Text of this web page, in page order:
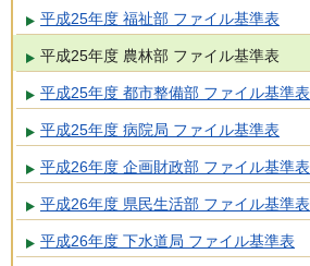
平成25年度 福祉部 ファイル基準表
平成25年度 農林部 ファイル基準表
平成25年度 都市整備部 ファイル基準表
平成25年度 病院局 ファイル基準表
平成26年度 企画財政部 ファイル基準表
平成26年度 県民生活部 ファイル基準表
平成26年度 下水道局 ファイル基準表